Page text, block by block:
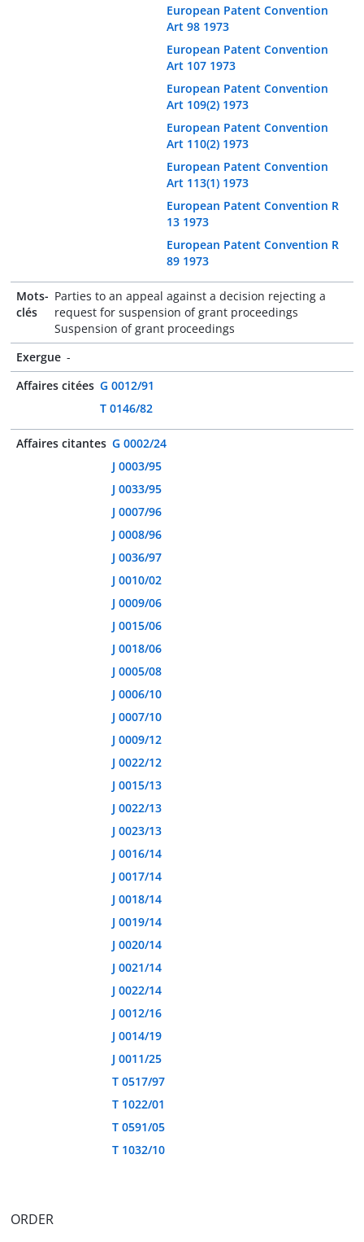
European Patent Convention
Art 98 1973
European Patent Convention
Art 107 1973
European Patent Convention
Art 109(2) 1973
European Patent Convention
Art 110(2) 1973
European Patent Convention
Art 113(1) 1973
European Patent Convention R
13 1973
European Patent Convention R
89 1973
Mots-
clés
Parties to an appeal against a decision rejecting a
request for suspension of grant proceedings
Suspension of grant proceedings
Exergue -
Affaires citées G 0012/91
T 0146/82
Affaires citantes G 0002/24
J 0003/95
J 0033/95
J 0007/96
J 0008/96
J 0036/97
J 0010/02
J 0009/06
J 0015/06
J 0018/06
J 0005/08
J 0006/10
J 0007/10
J 0009/12
J 0022/12
J 0015/13
J 0022/13
J 0023/13
J 0016/14
J 0017/14
J 0018/14
J 0019/14
J 0020/14
J 0021/14
J 0022/14
J 0012/16
J 0014/19
J 0011/25
T 0517/97
T 1022/01
T 0591/05
T 1032/10
ORDER